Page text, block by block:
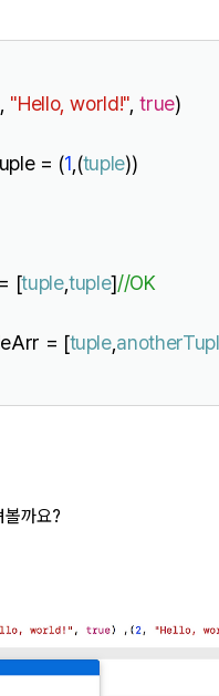
"Hello, world!", true)
= (1 ,(tuple))
[tuple,tuple]//OK
= [tuple,
볼까요?